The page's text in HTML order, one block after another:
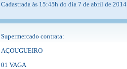
Cadastrada às 15:45h do dia 7 de abril de 2014
Supermercado contrata:
AÇOUGUEIRO
01 VAGA